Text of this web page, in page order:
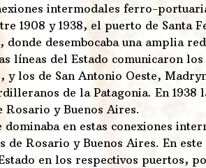
intermodales ferro-
1908 y 1938, el puerto de Santa
desembocaba una amplia
líneas del Estado comunicaron
los de San Antonio Oeste,
de la Patagonia. En 1938
y Buenos Aires.
en estas conexiones
de Rosario y Buenos Aires. En
en los respectivos puertos,